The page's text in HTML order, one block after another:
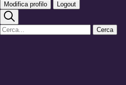
Modifica profilo Logout
Cerca